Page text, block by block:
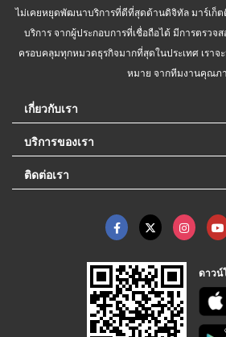
ไม่เคยหยุดพัฒนาบริการที่ดีที่สุดด้านดิจิทัล มาร์เก็ต
บริการ จากผู้ประกอบการที่เชื่อถือได้ มีการตรวจ
ครอบคลุมทุกหมวดธุรกิจมากที่สุดในประเทศ เรา
หมาย จากทีมงานคุณภ
เกี่ยวกับเรา
บริการของเรา
ติดต่อเรา
ดาวน์